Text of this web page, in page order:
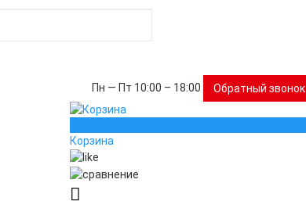
Пн — Пт 10:00 – 18:00 Обратный звонок
Корзина